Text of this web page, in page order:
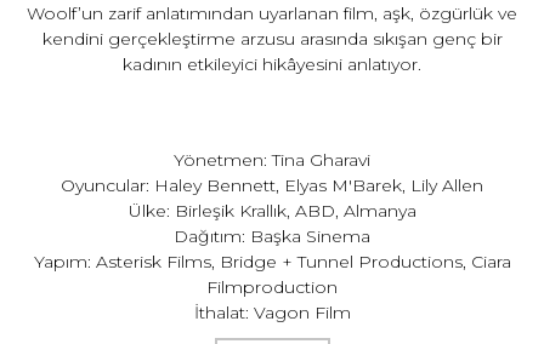
Woolf’un zarif anlatımından uyarlanan film, aşk, özgürlük ve
kendini gerçekleştirme arzusu arasında sıkışan genç bir
kadının etkileyici hikâyesini anlatıyor.
Yönetmen: Tina Gharavi
Oyuncular: Haley Bennett, Elyas M'Barek, Lily Allen
Ülke: Birleşik Krallık, ABD, Almanya
Dağıtım: Başka Sinema
Yapım: Asterisk Films, Bridge + Tunnel Productions, Ciara
Filmproduction
İthalat: Vagon Film